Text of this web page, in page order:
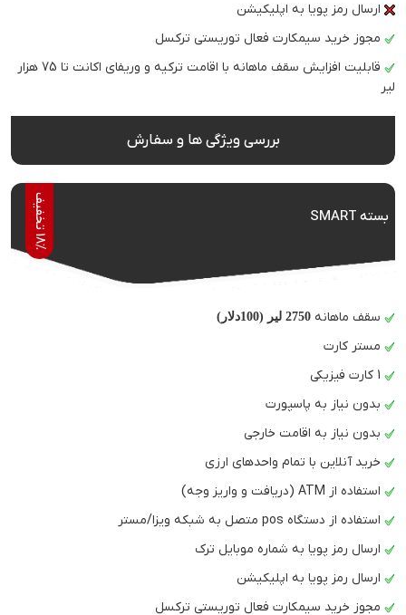
ارسال رمز پویا به اپلیکیشن
مجوز خرید سیمکارت فعال توریستی ترکسل
قابلیت افزایش سقف ماهانه با اقامت ترکیه و وریفای اکانت تا 75 هزار
لیر
بررسی ویژگی ها و سفارش
بسته SMART
1
8
%
ت
خ
ف
ی
ف
سقف ماهانه 2750 لیر (100دلار)
مستر کارت
بدون نیاز به پاسپورت
بدون نیاز به اقامت خارجی
خرید آنلاین با تمام واحدهای ارزی
استفاده از ATM (دریافت و واریز وجه)
استفاده از دستگاه pos متصل به شبکه ویزا/مستر
ارسال رمز پویا به شماره موبایل ترک
ارسال رمز پویا به اپلیکیشن
مجوز خرید سیمکارت فعال توریستی ترکسل